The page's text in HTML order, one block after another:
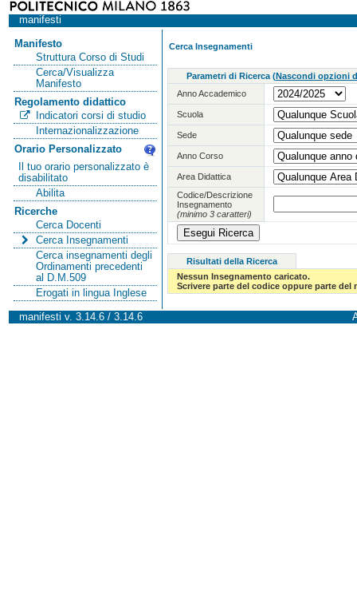
manifesti
Manifesto
Struttura Corso di Studi
Cerca/Visualizza
Manifesto
Regolamento didattico
Indicatori corsi di studio
Internazionalizzazione
Orario Personalizzato
Il tuo orario personalizzato è
disabilitato
Abilita
Ricerche
Cerca Docenti
Cerca Insegnamenti
Cerca insegnamenti degli
Ordinamenti precedenti
al D.M.509
Erogati in lingua Inglese
Cerca Insegnamenti
Parametri di Ricerca (Nascondi opzioni
Anno Accademico
Scuola
Sede
Anno Corso
Area Didattica
Codice/Descrizione
Insegnamento
(minimo 3 caratteri)
Risultati della Ricerca
Nessun Insegnamento caricato.
Scrivere parte del codice oppure parte
manifesti v. 3.14.6 / 3.14.6